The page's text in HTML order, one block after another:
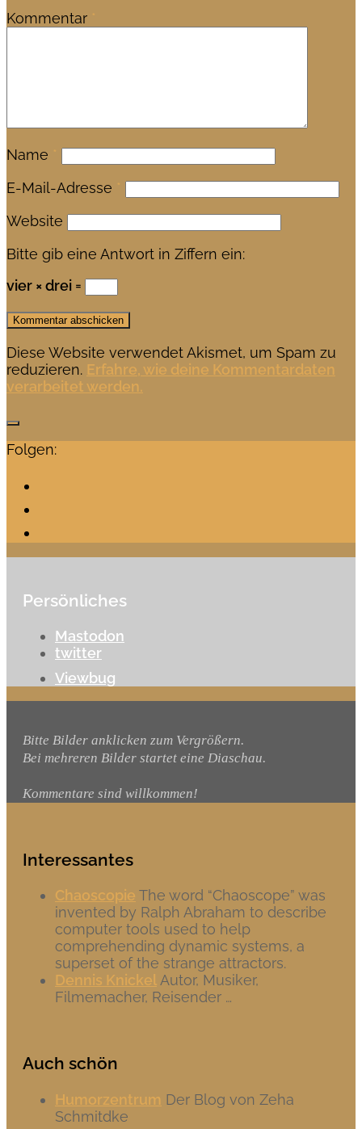
Kommentar *
Name *
E-Mail-Adresse *
Website
Bitte gib eine Antwort in Ziffern ein:
vier × drei =
Diese Website verwendet Akismet, um Spam zu
reduzieren. Erfahre, wie deine Kommentardaten
verarbeitet werden.
Folgen:
Persönliches
Mastodon
twitter
Viewbug
Bitte Bilder anklicken zum Vergrößern.
Bei mehreren Bilder startet eine Diaschau.
Kommentare sind willkommen!
Interessantes
Chaoscopie The word “Chaoscope” was
invented by Ralph Abraham to describe
computer tools used to help
comprehending dynamic systems, a
superset of the strange attractors.
Dennis Knickel Autor, Musiker,
Filmemacher, Reisender …
Auch schön
Humorzentrum Der Blog von Zeha
Schmitdke